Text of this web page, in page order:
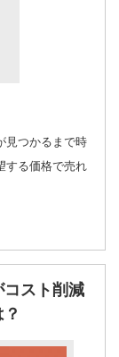
見つかるまで時
する価格で売れ
スト削減
？